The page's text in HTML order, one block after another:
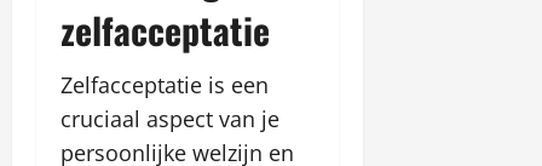
zelfacceptatie
Zelfacceptatie is een
cruciaal aspect van je
persoonlijke welzijn en